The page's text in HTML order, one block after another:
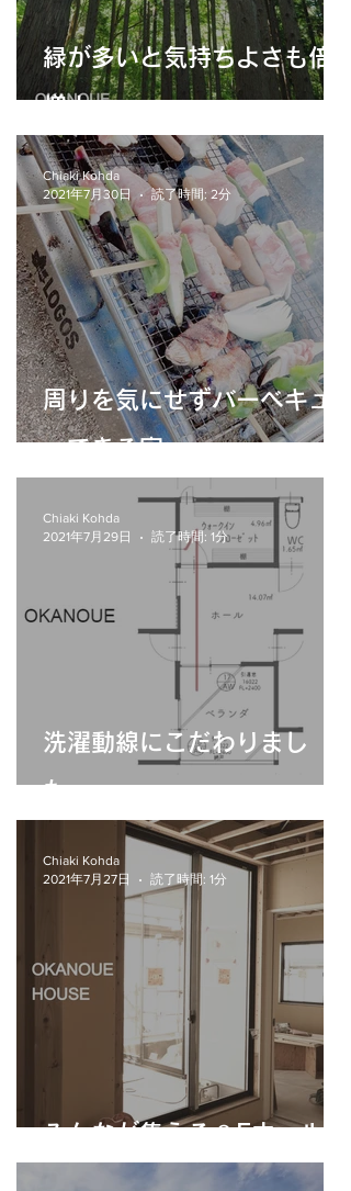
緑が多いと気持ちよさも倍
増！
周りを気にせずバーベキュ
ーできる家。
Chiaki Kohda
2021年7月30日
読了時間: 2分
洗濯動線にこだわりまし
た。
Chiaki Kohda
2021年7月29日
読了時間: 1分
みんなが集える２Fホール。
Chiaki Kohda
2021年7月27日
読了時間: 1分